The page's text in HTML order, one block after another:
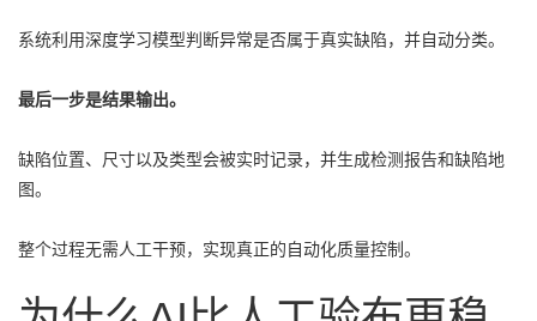
系统利用深度学习模型判断异常是否属于真实缺陷，并自动分类。
最后一步是结果输出。
缺陷位置、尺寸以及类型会被实时记录，并生成检测报告和缺陷地
图。
整个过程无需人工干预，实现真正的自动化质量控制。